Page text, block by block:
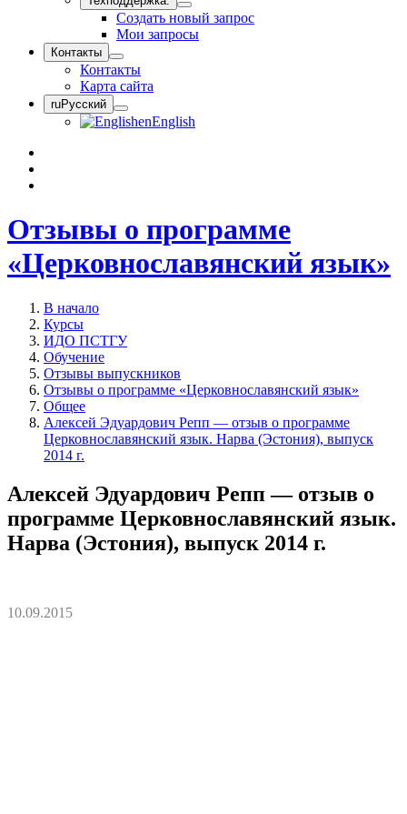
Создать новый запрос
Мои запросы
Контакты
Контакты
Карта сайта
ruРусский
enEnglish
Отзывы о программе
«Церковнославянский язык»
В начало
Курсы
ИДО ПСТГУ
Обучение
Отзывы выпускников
Отзывы о программе «Церковнославянский язык»
Общее
Алексей Эдуардович Репп — отзыв о программе
Церковнославянский язык. Нарва (Эстония), выпуск
2014 г.
Алексей Эдуардович Репп — отзыв о
программе Церковнославянский язык.
Нарва (Эстония), выпуск 2014 г.
10.09.2015